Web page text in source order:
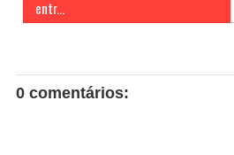
entr...
0 comentários: